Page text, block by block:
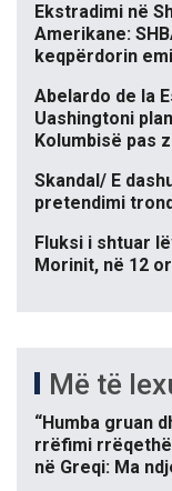
Ekstradimi në
Amerikane:
keqpërdorin
Abelardo de la
Uashingtoni
Kolumbisë pas
Skandal/ E
pretendimi
Fluksi i shtuar
Morinit, në 12
Më të
“Humba gruan
rrëfimi
në Greqi: Ma